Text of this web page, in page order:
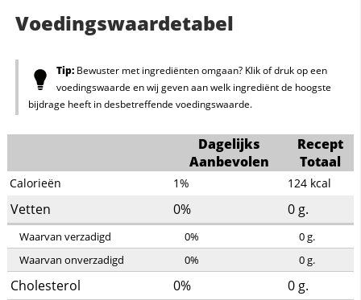
Voedingswaardetabel
Tip:Bewuster met ingrediënten omgaan? Klik of druk op een
voedingswaarde en wij geven aan welk ingrediënt de hoogste
bijdrage heeft in desbetreffende voedingswaarde.
Dagelijks
Aanbevolen
Recept
Totaal
Calorieën 1% 124 kcal
Vetten 0% 0g.
Waarvan verzadigd 0% 0g.
Waarvan onverzadigd
0% 0g.
Cholesterol 0% 0g.